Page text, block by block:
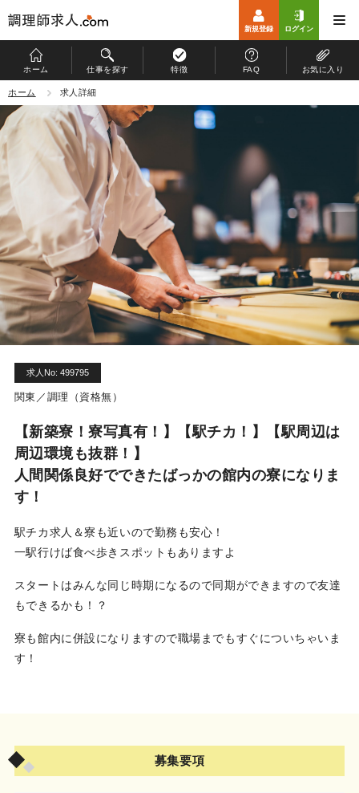
ホーム 仕事を探す 特徴 FAQ お気に入り
新規登録 ログイン
ホーム
仕事を探す
特徴
お仕事開始までの流れ
よくある質問
マイページ
運営会社
個人情報保護方針
利用規約
お問い合わせ
ログイン 新規無料登録
ホーム 求人詳細
求人No: 499795
関東／調理（資格無）
【新築寮！寮写真有！】【駅チカ！】【駅周辺は
周辺環境も抜群！】
人間関係良好でできたばっかの館内の寮になりま
す！
駅チカ求人＆寮も近いので勤務も安心！
一駅行けば食べ歩きスポットもありますよ
スタートはみんな同じ時期になるので同期ができますので友達
もできるかも！？
寮も館内に併設になりますので職場までもすぐについちゃいま
す！
募集要項